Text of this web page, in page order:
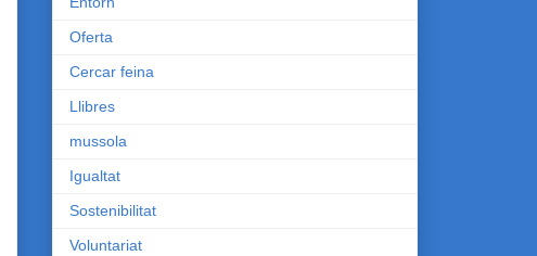
Oferta
Cercar feina
Llibres
mussola
Igualtat
Sostenibilitat
Voluntariat